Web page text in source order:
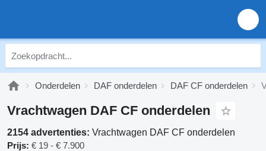
Onderdelen DAF onderdelen DAF CF onderdelen
Vrachtwagen DAF CF onderdelen
2154 advertenties: Vrachtwagen DAF CF onderdelen
Prijs: € 19 - € 7.900